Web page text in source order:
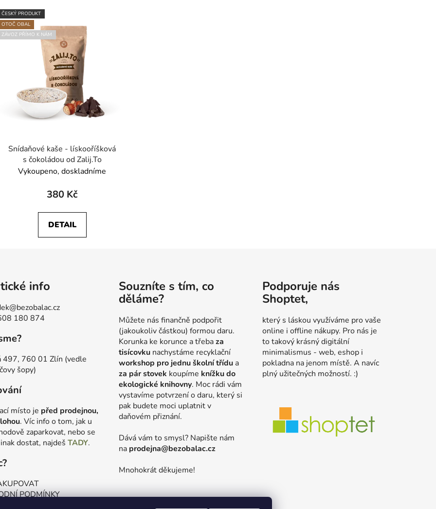
ČESKÝ PRODUKT
OTOČ OBAL
ZÁVOZ PŘÍMO K NÁM
Snídaňové kaše - lískooříšková
s čokoládou od Zalij.To
Vykoupeno, doskladníme
380 Kč
DETAIL
info
180 874
497, 760 01 Zlín (vedle
šopy)
místo je před prodejnou,
. Víc info o tom, jak u
zaparkovat, nebo se
dostat, najdeš TADY.
PODMÍNKY
Souzníte s tím, co
děláme?
Můžete nás finančně podpořit
(jakoukoliv částkou) formou daru.
Korunka ke korunce a třebaza
tisícovku nachystáme recyklační
workshop pro jednu školní třídu a
za pár stovek koupíme knížku do
ekologické knihovny. Moc rádi vám
vystavíme potvrzení o daru, který si
pak budete moci uplatnit v
daňovém přiznání.
Dává vám to smysl? Napište nám
na prodejna@bezobalac.cz
Mnohokrát děkujeme!
Podporuje nás
Shoptet,
který s láskou využíváme pro vaše
online i offline nákupy. Pro nás je
to takový krásný digitální
minimalismus - web, eshop i
pokladna na jenom místě. A navíc
plný užitečných možností. :)